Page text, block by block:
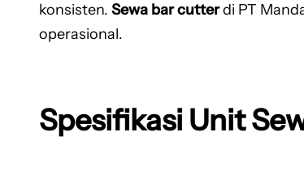
konsisten. Sewa bar cutterdi PT
operasional.
Spesifikasi Unit